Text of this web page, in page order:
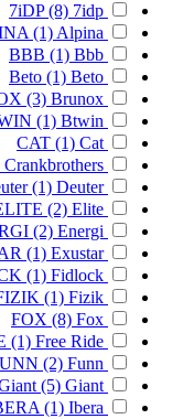
7iDP (8) 7idp
(1) Alpina
BBB (1) Bbb
Beto (1) Beto
(3) Brunox
(1) Btwin
CAT (1) Cat
Crankbrothers
(1) Deuter
(2) Elite
(2) Energi
(1) Exustar
(1) Fidlock
(1) Fizik
FOX (8) Fox
(1) Free Ride
(2) Funn
(5) Giant
(1) Ibera